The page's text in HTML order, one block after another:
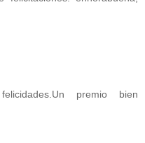
premio bien